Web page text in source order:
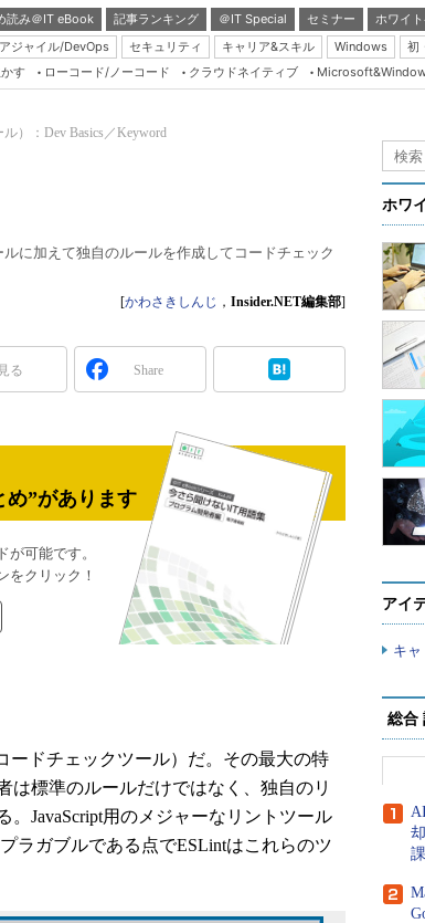
読み＠IT eBook 記事ランキング ＠IT Special セミナー
ホワイ
アジャイル/DevOps セキュリティ キャリア&スキル Windows
初
Server & Storage
Database Expert
Linux ＆ OSS
Master of IP Network
Security & Trust
ブログ
す ローコード/ノーコード クラウドネイティブ
）：Dev Basics／Keyword
に加えて独自のルールを作成してコードチェック
[かわさきしんじ ， Insider.NET編集部]
見る Share
め”があります
可能です。
をクリック！
ードチェックツール）だ。その最大の特
は標準のルールだけではなく、独自のリ
JavaScript用のメジャーなリントツール
ラガブルである点でESLintはこれらのツ
ホワ
アイ
キ
総合